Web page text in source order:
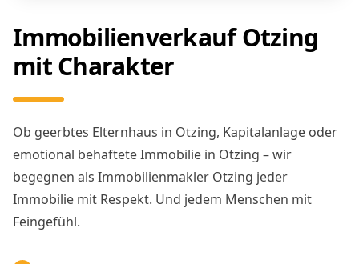
Immobilienverkauf Otzing
mit Charakter
Ob geerbtes Elternhaus in Otzing, Kapitalanlage oder
emotional behaftete Immobilie in Otzing – wir
begegnen als Immobilienmakler Otzing jeder
Immobilie mit Respekt. Und jedem Menschen mit
Feingefühl.